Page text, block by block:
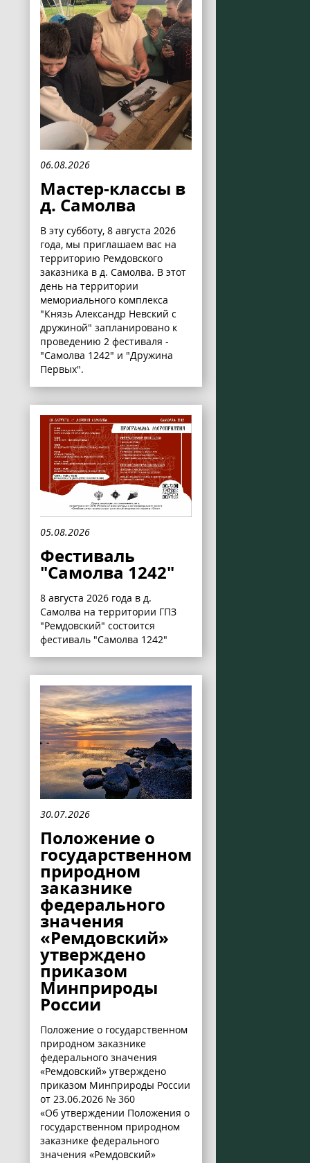
06.08.2026
Мастер-классы в
д. Самолва
В эту субботу, 8 августа 2026
года, мы приглашаем вас на
территорию Ремдовского
заказника в д. Самолва. В этот
день на территории
мемориального комплекса
"Князь Александр Невский с
дружиной" запланировано к
проведению 2 фестиваля -
"Самолва 1242" и "Дружина
Первых".
05.08.2026
Фестиваль
"Самолва 1242"
8 августа 2026 года в д.
Самолва на территории ГПЗ
"Ремдовский" состоится
фестиваль "Самолва 1242"
30.07.2026
Положение о
государственном
природном
заказнике
федерального
значения
«Ремдовский»
утверждено
приказом
Минприроды
России
Положение о государственном
природном заказнике
федерального значения
«Ремдовский» утверждено
приказом Минприроды России
от 23.06.2026 № 360
«Об утверждении Положения о
государственном природном
заказнике федерального
значения «Ремдовский»